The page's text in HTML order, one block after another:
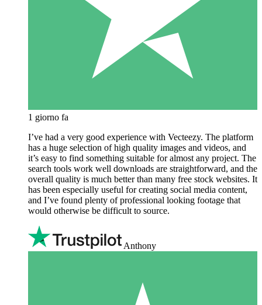
1 giorno fa
I’ve had a very good experience with Vecteezy. The platform
has a huge selection of high quality images and videos, and
it’s easy to find something suitable for almost any project. The
search tools work well downloads are straightforward, and the
overall quality is much better than many free stock websites. It
has been especially useful for creating social media content,
and I’ve found plenty of professional looking footage that
would otherwise be difficult to source.
Anthony